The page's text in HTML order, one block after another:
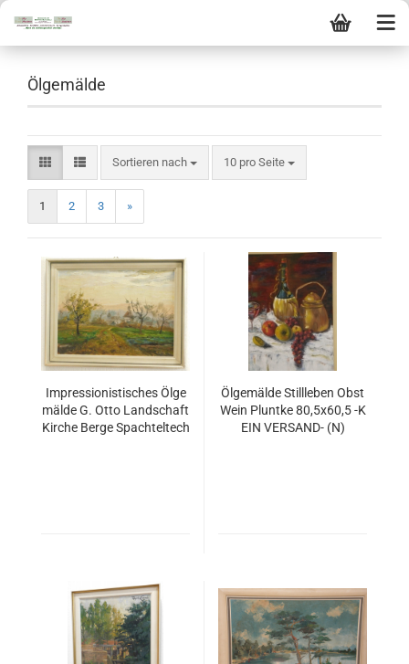
Ölgemälde
Sortieren nach 10 pro Seite
1 2 3 »
Impressionistisches Ölge
mälde G. Otto Landschaft
Kirche Berge Spachteltech
Ölgemälde Stillleben Obst
Wein Pluntke 80,5x60,5 -K
EIN VERSAND- (N)